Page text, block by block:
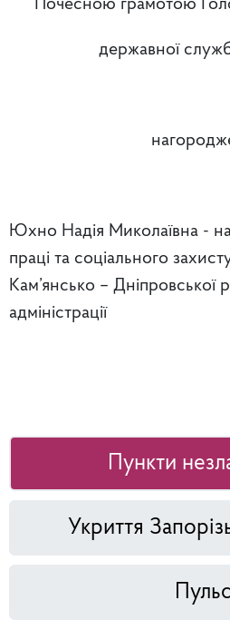
Почесною грамотою
державної
Юхно Надія Миколаївна -
праці та соціального
Кам’янсько – Дніпровської
адміністрації
Пункти
Укриття
Пульс